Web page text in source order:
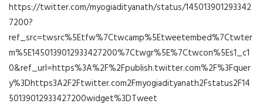
https://twitter.com/myogiadityanath/status/145013901293342
7200?
ref_src=twsrc%5Etfw%7Ctwcamp%5Etweetembed%7Ctwter
m%5E1450139012933427200%7Ctwgr%5E%7Ctwcon%5Es1_c1
0&ref_url=https%3A%2F%2Fpublish.twitter.com%2F%3Fquer
y%3Dhttps3A2F2Ftwitter.com2Fmyogiadityanath2Fstatus2F14
50139012933427200widget%3DTweet